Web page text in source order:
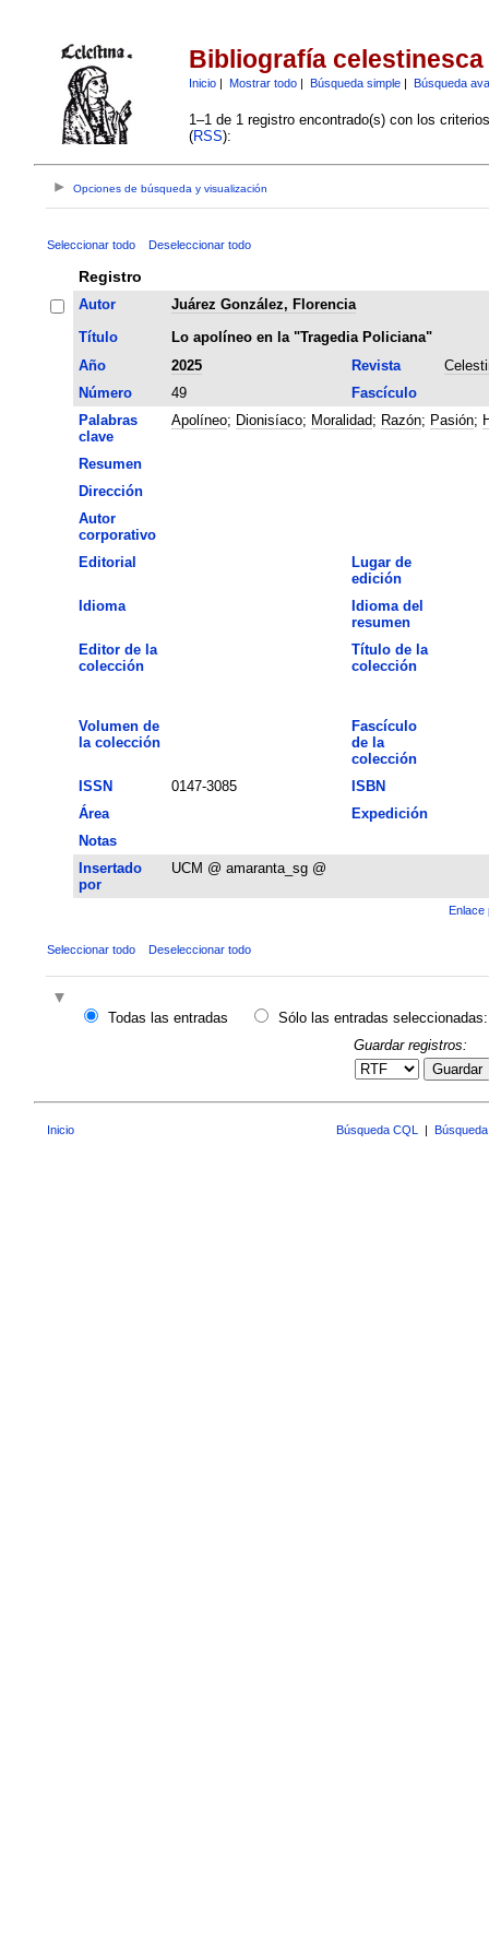
Bibliografía celestinesca
Inicio| Mostrar todo| Búsqueda simple| Búsqueda
1–1 de 1 registro encontrado(s) con los
(RSS):
Opciones de búsqueda y visualización
Seleccionar todo Deseleccionar todo
Registro
Autor
Juárez González, Florencia
Título
Lo apolíneo en la "Tragedia Policiana"
Año
2025 Revista
Número
49
Fascículo
Palabras
clave
Apolíneo; Dionisíaco; Moralidad; Razón; Pasión;
Resumen
Dirección
Autor
corporativo
Editorial
Lugar de
edición
Idioma
Idioma del
resumen
Editor de la
colección
Título de la
colección
Volumen de
la colección
Fascículo
de la
colección
ISSN
0147-3085
ISBN
Área
Expedición
Notas
Insertado
por
UCM @ amaranta_sg @
Enlace
Seleccionar todo Deseleccionar todo
Todas las entradas
Sólo las entradas seleccionadas:
Guardar registros:
Guardar
Inicio Búsqueda CQL